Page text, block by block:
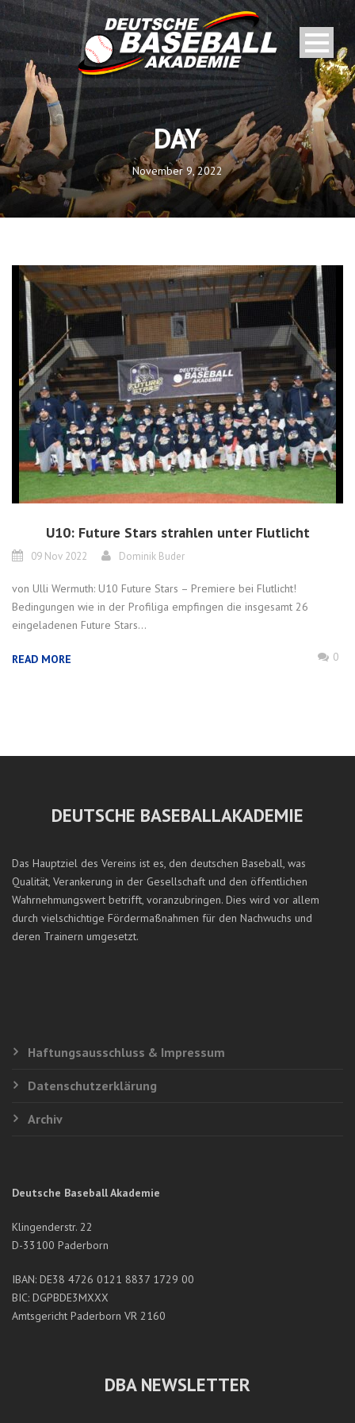
DAY
November 9, 2022
U10: Future Stars strahlen unter Flutlicht
09 Nov 2022 Dominik Buder
von Ulli Wermuth: U10 Future Stars – Premiere bei Flutlicht!
Bedingungen wie in der Profiliga empfingen die insgesamt 26
eingeladenen Future Stars...
READ MORE 0
DEUTSCHE BASEBALLAKADEMIE
Das Hauptziel des Vereins ist es, den deutschen Baseball, was
Qualität, Verankerung in der Gesellschaft und den öffentlichen
Wahrnehmungswert betrifft, voranzubringen. Dies wird vor allem
durch vielschichtige Fördermaßnahmen für den Nachwuchs und
deren Trainern umgesetzt.
Haftungsausschluss & Impressum
Datenschutzerklärung
Archiv
Deutsche Baseball Akademie
Klingenderstr. 22
D-33100 Paderborn
IBAN: DE38 4726 0121 8837 1729 00
BIC: DGPBDE3MXXX
Amtsgericht Paderborn VR 2160
DBA NEWSLETTER